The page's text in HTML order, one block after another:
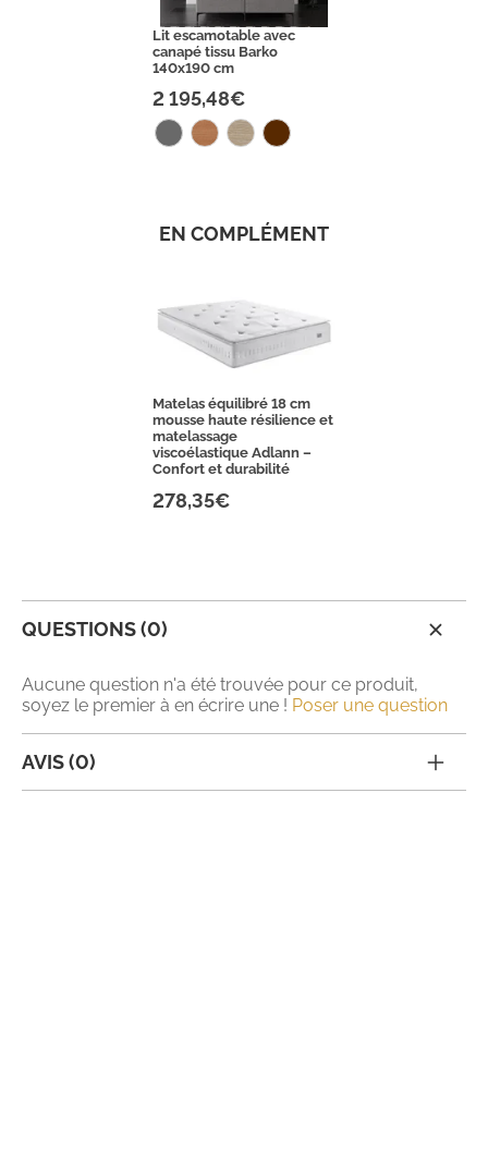
Lit escamotable avec
canapé tissu Barko
140x190 cm
2 195,48€
EN COMPLÉMENT
Matelas équilibré 18 cm
mousse haute résilience et
matelassage
viscoélastique Adlann –
Confort et durabilité
278,35€
QUESTIONS (0)
Aucune question n'a été trouvée pour ce produit,
soyez le premier à en écrire une ! Poser une question
AVIS (0)